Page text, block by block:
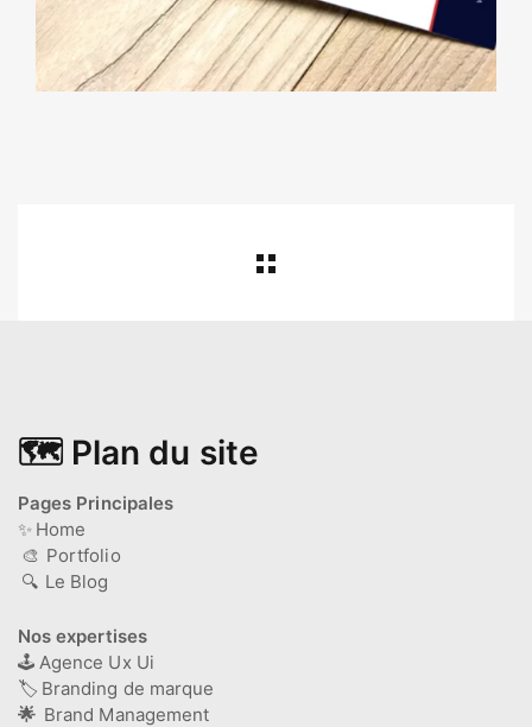
🗺️ Plan du site
Pages Principales
✨ Home
🎨 Portfolio
🔍 Le Blog
Nos expertises
🕹️ Agence Ux Ui
🏷️ Branding de marque
🌟 Brand Management